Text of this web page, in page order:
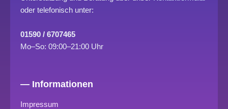
oder telefonisch unter:
01590 / 6707465
Mo–So: 09:00–21:00 Uhr
— Informationen
Impressum